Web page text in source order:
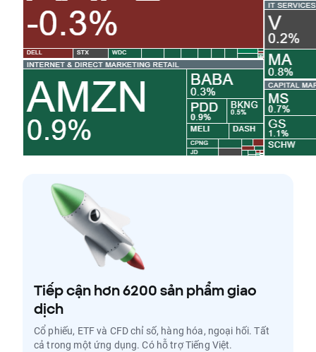
Tiếp cận hơn 6200 sản phẩm giao
dịch
Cổ phiếu, ETF và CFD chỉ số, hàng hóa, ngoại hối. Tất
cả trong một ứng dụng. Có hỗ trợ Tiếng Việt.